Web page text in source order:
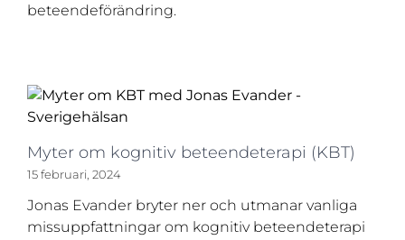
beteendeförändring.
Myter om kognitiv beteendeterapi (KBT)
15 februari, 2024
Jonas Evander bryter ner och utmanar vanliga
missuppfattningar om kognitiv beteendeterapi